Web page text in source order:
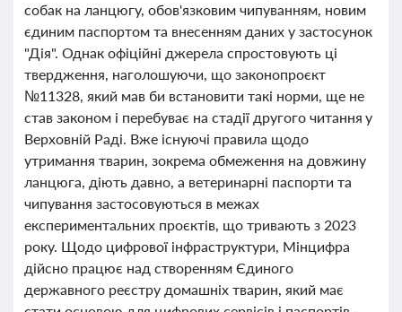
собак на ланцюгу, обов'язковим чипуванням, новим
єдиним паспортом та внесенням даних у застосунок
"Дія". Однак офіційні джерела спростовують ці
твердження, наголошуючи, що законопроєкт
№11328, який мав би встановити такі норми, ще не
став законом і перебуває на стадії другого читання у
Верховній Раді. Вже існуючі правила щодо
утримання тварин, зокрема обмеження на довжину
ланцюга, діють давно, а ветеринарні паспорти та
чипування застосовуються в межах
експериментальних проєктів, що тривають з 2023
року. Щодо цифрової інфраструктури, Мінцифра
дійсно працює над створенням Єдиного
державного реєстру домашніх тварин, який має